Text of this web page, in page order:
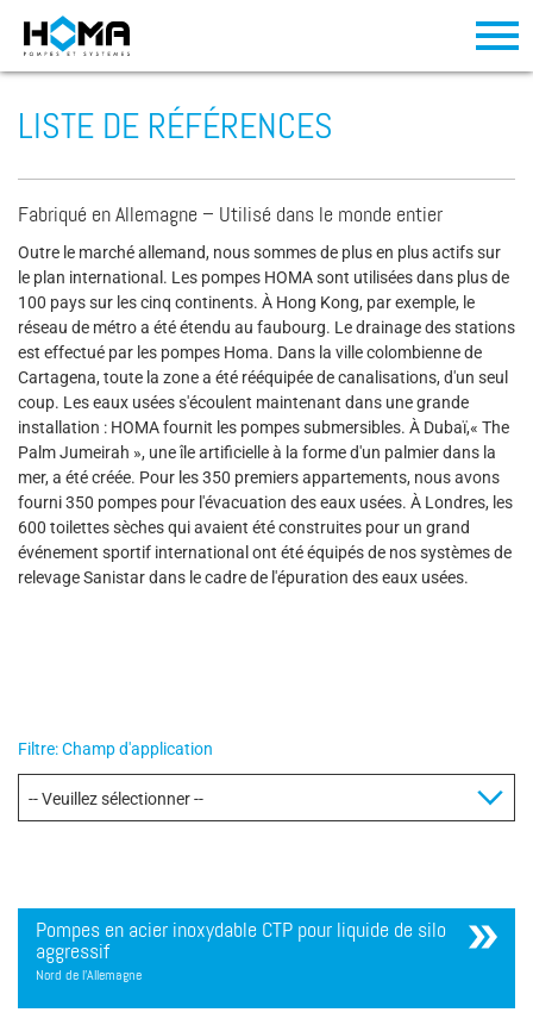
LISTE DE RÉFÉRENCES
Fabriqué en Allemagne – Utilisé dans le monde entier
Outre le marché allemand, nous sommes de plus en plus actifs sur
le plan international. Les pompes HOMA sont utilisées dans plus de
100 pays sur les cinq continents. À Hong Kong, par exemple, le
réseau de métro a été étendu au faubourg. Le drainage des stations
est effectué par les pompes Homa. Dans la ville colombienne de
Cartagena, toute la zone a été rééquipée de canalisations, d'un seul
coup. Les eaux usées s'écoulent maintenant dans une grande
installation : HOMA fournit les pompes submersibles. À Dubaï,« The
Palm Jumeirah », une île artificielle à la forme d'un palmier dans la
mer, a été créée. Pour les 350 premiers appartements, nous avons
fourni 350 pompes pour l'évacuation des eaux usées. À Londres, les
600 toilettes sèches qui avaient été construites pour un grand
événement sportif international ont été équipés de nos systèmes de
relevage Sanistar dans le cadre de l'épuration des eaux usées.
Filtre: Champ d'application
Pompes en acier inoxydable CTP pour liquide de silo
aggressif
Nord de l'Allemagne